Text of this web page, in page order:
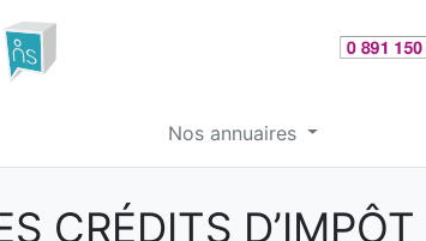
Nos annuaires
CRÉDITS